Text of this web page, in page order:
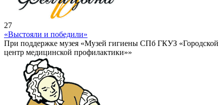
27
«Выстояли и победили»
При поддержке музея «Музей гигиены СПб ГКУЗ «Городской
центр медицинской профилактики»»